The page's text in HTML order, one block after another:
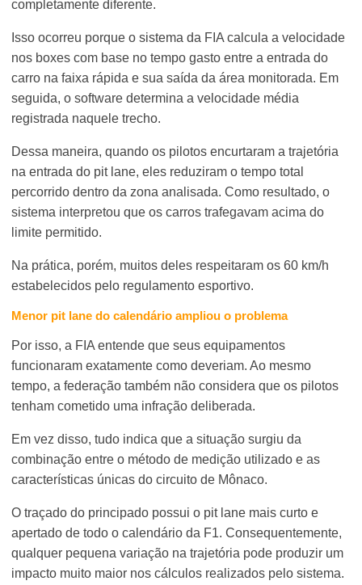
completamente diferente.
Isso ocorreu porque o sistema da FIA calcula a velocidade
nos boxes com base no tempo gasto entre a entrada do
carro na faixa rápida e sua saída da área monitorada. Em
seguida, o software determina a velocidade média
registrada naquele trecho.
Dessa maneira, quando os pilotos encurtaram a trajetória
na entrada do pit lane, eles reduziram o tempo total
percorrido dentro da zona analisada. Como resultado, o
sistema interpretou que os carros trafegavam acima do
limite permitido.
Na prática, porém, muitos deles respeitaram os 60 km/h
estabelecidos pelo regulamento esportivo.
Menor pit lane do calendário ampliou o problema
Por isso, a FIA entende que seus equipamentos
funcionaram exatamente como deveriam. Ao mesmo
tempo, a federação também não considera que os pilotos
tenham cometido uma infração deliberada.
Em vez disso, tudo indica que a situação surgiu da
combinação entre o método de medição utilizado e as
características únicas do circuito de Mônaco.
O traçado do principado possui o pit lane mais curto e
apertado de todo o calendário da F1. Consequentemente,
qualquer pequena variação na trajetória pode produzir um
impacto muito maior nos cálculos realizados pelo sistema.